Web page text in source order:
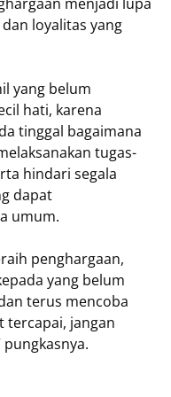
loyalitas yang
yang belum
hati, karena
tinggal bagaimana
tugas-
hindari segala
dapat
umum.
penghargaan,
yang belum
terus mencoba
tercapai, jangan